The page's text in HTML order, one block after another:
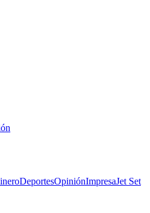
DeportesOpiniónImpresaJet Set